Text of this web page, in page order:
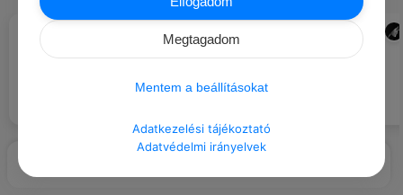
#JÓ TUDNI
Jogod van kérni a felmondási ok
ADMIN
Ne a védtelen állatok oktalan
felsőbbrendűséged!
Megtagadom
Mentem a beállításokat
Adatkezelési tájékoztató
Adatvédelmi irányelvek